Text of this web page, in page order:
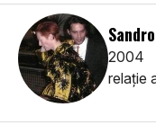
2004
relaţie